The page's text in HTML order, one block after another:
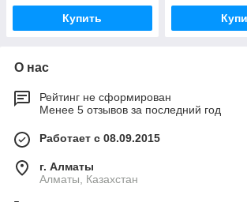
Купить
О нас
Рейтинг не сформирован
Менее 5 отзывов за последний год
Работает с 08.09.2015
г. Алматы
Алматы, Казахстан